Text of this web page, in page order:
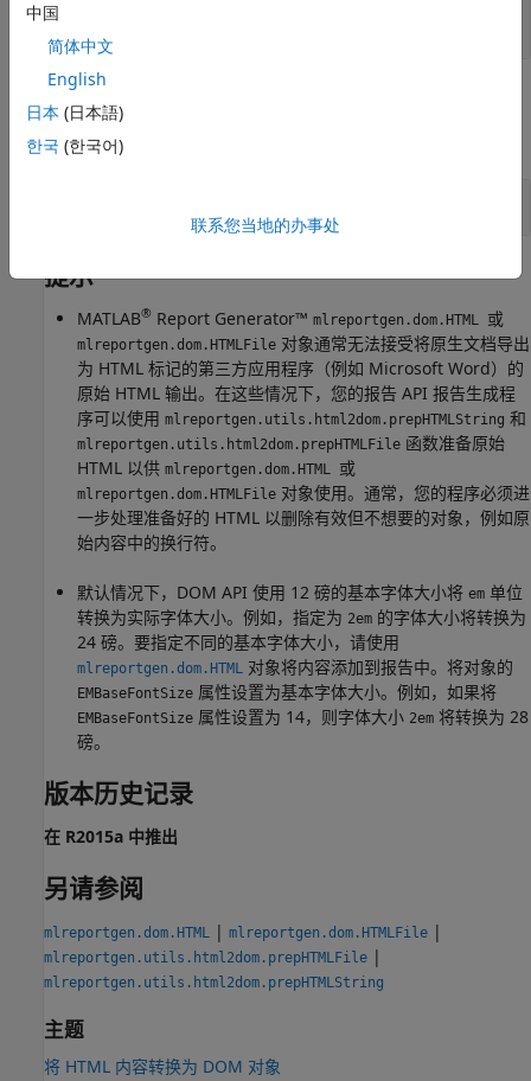
示例
全部展开
提示
MATLAB® Report Generator™ mlreportgen.dom.HTML 或
mlreportgen.dom.HTMLFile 对象通常无法接受将原生文档导出
为 HTML 标记的第三方应用程序（例如 Microsoft Word）的
原始 HTML 输出。在这些情况下，您的报告 API 报告生成程
序可以使用 mlreportgen.utils.html2dom.prepHTMLString 和
mlreportgen.utils.html2dom.prepHTMLFile 函数准备原始
HTML 以供 mlreportgen.dom.HTML 或
mlreportgen.dom.HTMLFile 对象使用。通常，您的程序必须进
一步处理准备好的 HTML 以删除有效但不想要的对象，例如原
始内容中的换行符。
默认情况下，DOM API 使用 12 磅的基本字体大小将 em 单位
转换为实际字体大小。例如，指定为 2em 的字体大小将转换为
24 磅。要指定不同的基本字体大小，请使用
mlreportgen.dom.HTML 对象将内容添加到报告中。将对象的
EMBaseFontSize 属性设置为基本字体大小。例如，如果将
EMBaseFontSize 属性设置为 14，则字体大小 2em 将转换为 28
磅。
版本历史记录
在 R2015a 中推出
另请参阅
mlreportgen.dom.HTML | mlreportgen.dom.HTMLFile |
mlreportgen.utils.html2dom.prepHTMLFile |
mlreportgen.utils.html2dom.prepHTMLString
主题
将 HTML 内容转换为 DOM 对象
中国
简体中文
English
日本 (日本語)
한국 (한국어)
联系您当地的办事处